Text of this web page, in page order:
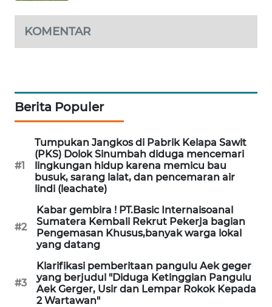
KOMENTAR
Berita Populer
#1
Tumpukan Jangkos di Pabrik Kelapa Sawit
(PKS) Dolok Sinumbah diduga mencemari
lingkungan hidup karena memicu bau
busuk, sarang lalat, dan pencemaran air
lindi (leachate)
#2
Kabar gembira ! PT.Basic Internaisoanal
Sumatera Kembali Rekrut Pekerja bagian
Pengemasan Khusus,banyak warga lokal
yang datang
#3
Klarifikasi pemberitaan pangulu Aek geger
yang berjudul "Diduga Ketinggian Pangulu
Aek Gerger, Usir dan Lempar Rokok Kepada
2 Wartawan"
GARONGGANG
NEWS
FISUELRI
ID
ENERGI
NEWS
CILEUNGSI
NEWS
BERKAT
NEWS